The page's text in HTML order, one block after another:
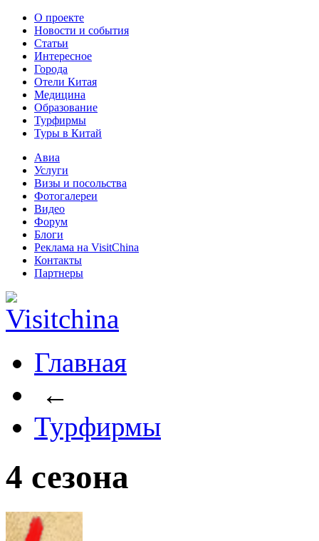
О проекте
Новости и события
Статьи
Интересное
Города
Отели Китая
Медицина
Образование
Турфирмы
Туры в Китай
Авиа
Услуги
Визы и посольства
Фотогалереи
Видео
Форум
Блоги
Реклама на VisitChina
Контакты
Партнеры
Главная
←
Турфирмы
4 сезона